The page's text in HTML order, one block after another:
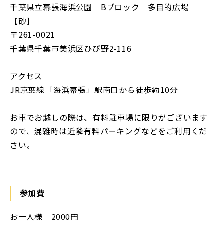
千葉県立幕張海浜公園 Bブロック 多目的広場
【砂】
〒261-0021
千葉県千葉市美浜区ひび野2-116
アクセス
JR京葉線「海浜幕張」駅南口から徒歩約10分
お車でお越しの際は、有料駐車場に限りがございます
ので、混雑時は近隣有料パーキングなどをご利用くだ
さい。
参加費
お一人様 2000円